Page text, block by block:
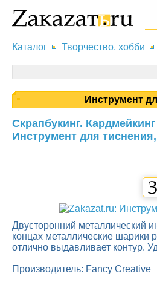
Каталог Творчество, хобби
Инструмент
Скрапбукинг. Кардмейкинг
Инструмент для
Двусторонний металлический
концах металлические шарики
отлично выдавливает контур.
Производитель: Fancy Creative